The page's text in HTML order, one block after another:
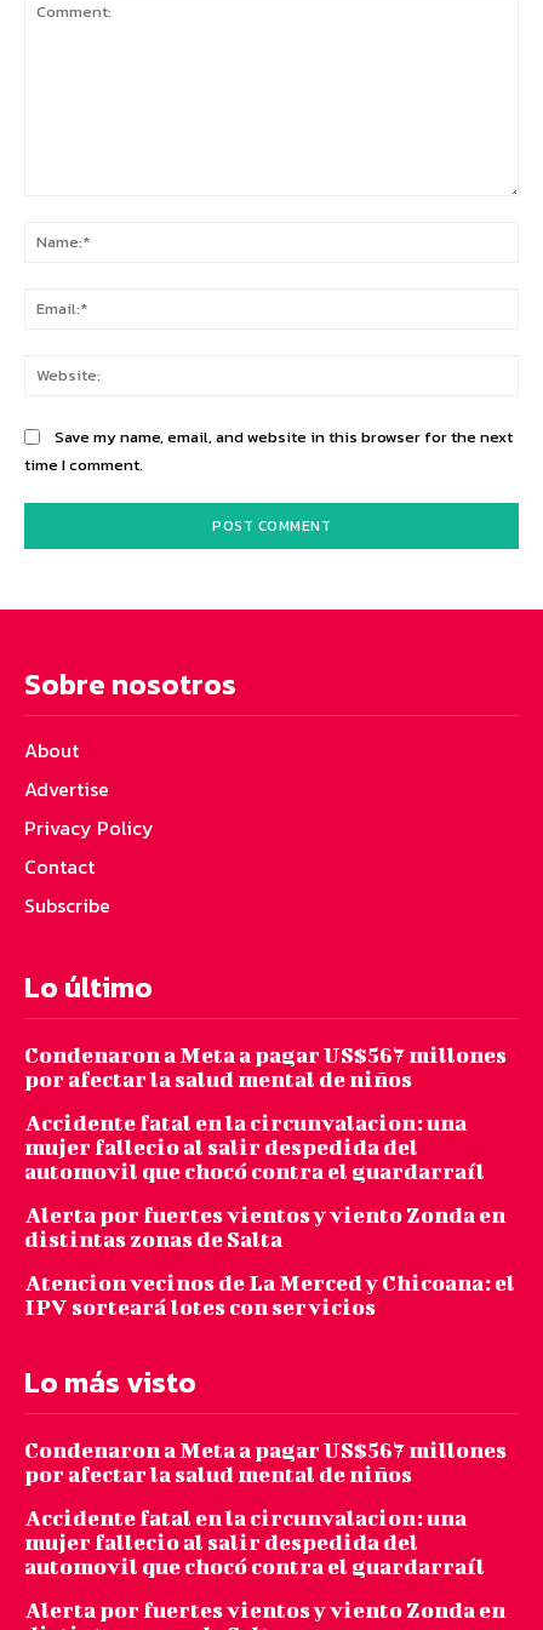
Save my name, email, and website in this browser for the next
time I comment.
Sobre nosotros
About
Advertise
Privacy Policy
Contact
Subscribe
Lo último
Condenaron a Meta a pagar US$567 millones
por afectar la salud mental de niños
Accidente fatal en la circunvalacion: una
mujer fallecio al salir despedida del
automovil que chocó contra el guardarraíl
Alerta por fuertes vientos y viento Zonda en
distintas zonas de Salta
Atencion vecinos de La Merced y Chicoana: el
IPV sorteará lotes con servicios
Lo más visto
Condenaron a Meta a pagar US$567 millones
por afectar la salud mental de niños
Accidente fatal en la circunvalacion: una
mujer fallecio al salir despedida del
automovil que chocó contra el guardarraíl
Alerta por fuertes vientos y viento Zonda en